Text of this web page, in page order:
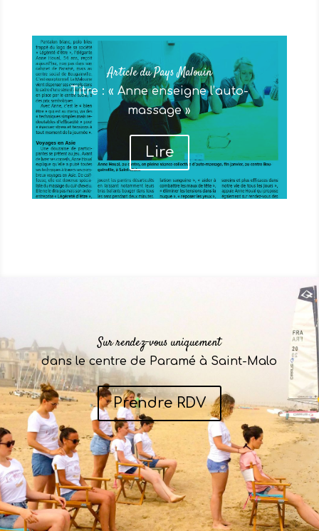
Article du Pays Malouin
Titre : « Anne enseigne l’auto-
massage »
Lire
Sur rendez-vous uniquement
dans le centre de Paramé à Saint-Malo
Prendre RDV